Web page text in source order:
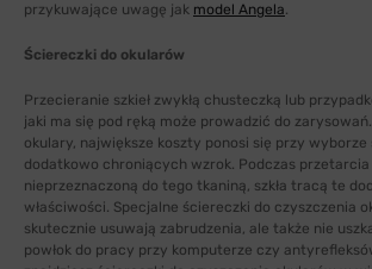
przykuwające uwagę jak model Angela.
Ściereczki do okularów
Przecieranie szkieł zwykłą chusteczką lub
jaki ma się pod ręką może prowadzić do
okulary, największe koszty ponosi się przy wyborze
dodatkowo chroniących wzrok. Podczas przetarcia
nieprzeznaczoną do tego tkaniną, szkła tracą te
właściwości. Specjalne ściereczki do czyszczenia
skutecznie usuwają zabrudzenia, ale także nie
powłok do pracy przy komputerze czy